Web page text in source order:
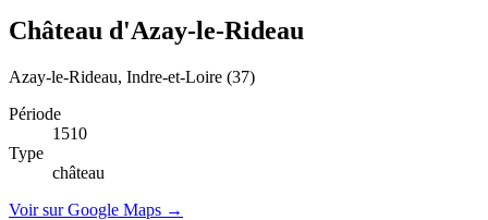
Château d'Azay-le-Rideau
Azay-le-Rideau, Indre-et-Loire (37)
Période
1510
Type
château
Voir sur Google Maps →